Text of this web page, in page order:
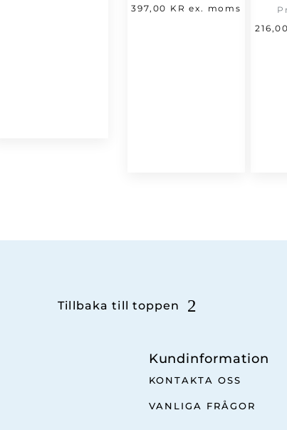
397,00 KR ex. moms
216,00
Tillbaka till toppen
Kundinformation
KONTAKTA OSS
VANLIGA FRÅGOR